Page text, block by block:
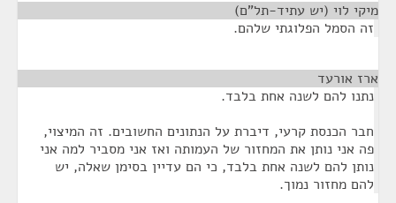
מיקי לוי (יש עתיד-תל"ם)
זה הסמל הפלוגתי שלהם.
ארז אורעד
נתנו להם לשנה אחת בלבד.
חבר הכנסת קרעי, דיברת על הנתונים החשובים. זה המיצוי,
פה אני נותן את המחזור של העמותה ואז אני מסביר למה אני
נותן להם לשנה אחת בלבד, כי הם עדיין בסימן שאלה, יש
להם מחזור נמוך.